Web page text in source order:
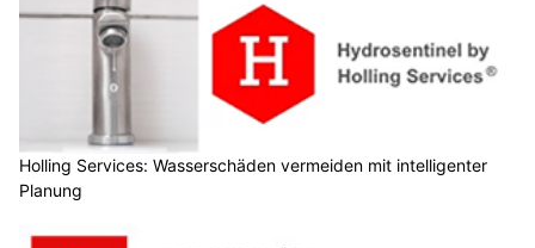
Holling Services: Wasserschäden vermeiden mit intelligenter
Planung